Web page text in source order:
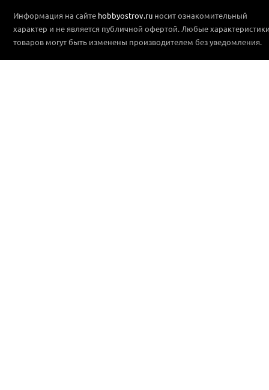
Информация на сайте hobbyostrov.ru носит ознакомительный
характер и не является публичной офертой. Любые
товаров могут быть изменены производителем без уведомления.